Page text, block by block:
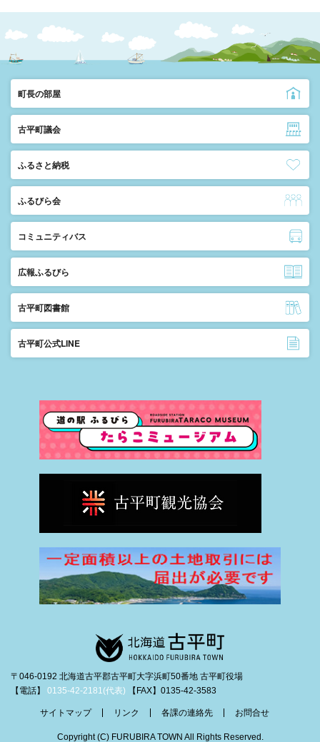
町長の部屋
古平町議会
ふるさと納税
ふるびら会
コミュニティバス
広報ふるびら
古平町図書館
古平町公式LINE
〒046-0192 北海道古平郡古平町大字浜町50番地 古平町役場
【電話】 0135-42-2181(代表) 【FAX】0135-42-3583
サイトマップ リンク 各課の連絡先 お問合せ
Copyright (C) FURUBIRA TOWN All Rights Reserved.